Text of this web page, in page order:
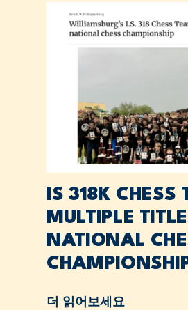
IS 318K
MULTIPLE
NATIONAL
더 읽어보세요